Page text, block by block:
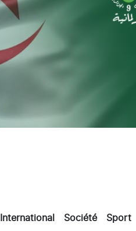
International Société Sport